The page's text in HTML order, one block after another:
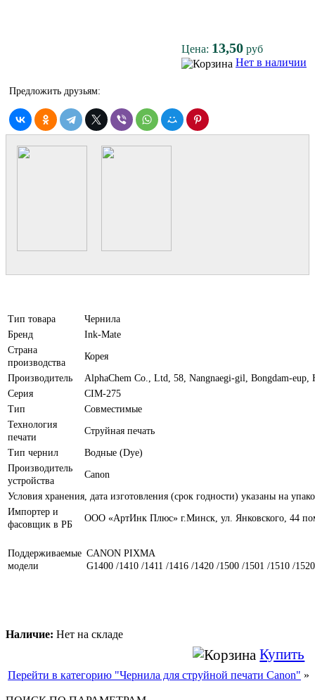
Цена: 13,50 руб
Нет в наличии
Предложить друзьям:
Тип товара
Чернила
Бренд
Ink-Mate
Страна
производства
Корея
Производитель
AlphaChem Сo., Ltd, 58, Nangnaegi-gil, Bongdam-eup,
Серия
CIM-275
Тип
Совместимые
Технология
печати
Струйная печать
Тип чернил
Водные (Dye)
Производитель
устройства
Canon
Условия хранения, дата изготовления (срок годности) указаны на
Импортер и
фасовщик в РБ
ООО «АртИнк Плюс» г.Минск, ул. Янковского, 44
Поддерживаемые
модели
CANON PIXMA
G1400 /1410 /1411 /1416 /1420 /1500 /1501 /1510 /
Наличие: Нет на складе
Купить
Перейти в категорию "Чернила для струйной печати Canon" »